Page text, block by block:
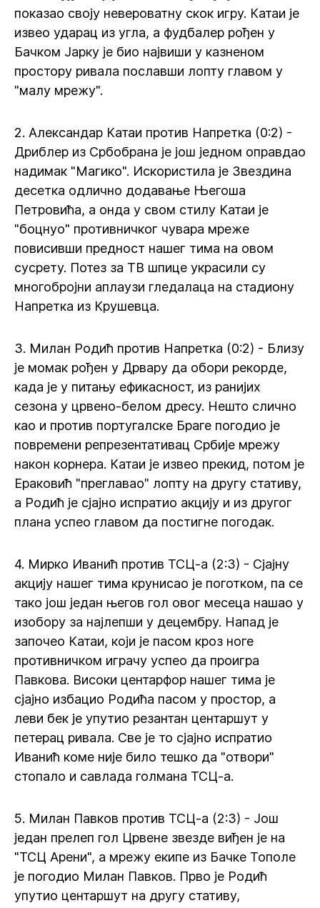
показао своју невероватну скок игру. Катаи је
извео ударац из угла, а фудбалер рођен у
Бачком Јарку је био највиши у казненом
простору ривала пославши лопту главом у
"малу мрежу".
2. Александар Катаи против Напретка (0:2) -
Дриблер из Србобрана је још једном оправдао
надимак "Магико". Искористила је Звездина
десетка одлично додавање Његоша
Петровића, а онда у свом стилу Катаи је
"боцнуо" противничког чувара мреже
повисивши предност нашег тима на овом
сусрету. Потез за ТВ шпице украсили су
многобројни аплаузи гледалаца на стадиону
Напретка из Крушевца.
3. Милан Родић против Напретка (0:2) - Близу
је момак рођен у Дрвару да обори рекорде,
када је у питању ефикасност, из ранијих
сезона у црвено-белом дресу. Нешто слично
као и против португалске Браге погодио је
повремени репрезентативац Србије мрежу
након корнера. Катаи је извео прекид, потом је
Ераковић "преглавао" лопту на другу стативу,
а Родић је сјајно испратио акцију и из другог
плана успео главом да постигне погодак.
4. Мирко Иванић против ТСЦ-а (2:3) - Сјајну
акцију нашег тима крунисао је поготком, па се
тако још један његов гол овог месеца нашао у
изобору за најлепши у децембру. Напад је
започео Катаи, који је пасом кроз ноге
противничком играчу успео да проигра
Павкова. Високи центарфор нашег тима је
сјајно избацио Родића пасом у простор, а
леви бек је упутио резантан центаршут у
петерац ривала. Све је то сјајно испратио
Иванић коме није било тешко да "отвори"
стопало и савлада голмана ТСЦ-а.
5. Милан Павков против ТСЦ-а (2:3) - Још
један прелеп гол Црвене звезде виђен је на
"ТСЦ Арени", а мрежу екипе из Бачке Тополе
је погодио Милан Павков. Прво је Родић
упутио центаршут на другу стативу,